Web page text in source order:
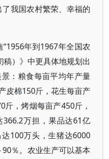
我国农村繁荣、幸福的
年到1967年全国农
稿）》中更具体地规划出
：粮食每亩平均年产量
皮棉150斤，花生每亩产
斤，烤烟每亩产450斤，
万担，果品达61亿
100万头，生猪达6000
％。农业生产可以基本